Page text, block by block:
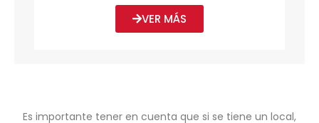
VER MÁS
Es importante tener en cuenta que si se tiene un local,